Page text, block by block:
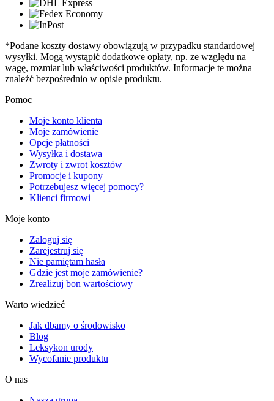
*Podane koszty dostawy obowiązują w przypadku standardowej
wysyłki. Mogą wystąpić dodatkowe opłaty, np. ze względu na
wagę, rozmiar lub właściwości produktów. Informacje te można
znaleźć bezpośrednio w opisie produktu.
Pomoc
Moje konto klienta
Moje zamówienie
Opcje płatności
Wysyłka i dostawa
Zwroty i zwrot kosztów
Promocje i kupony
Potrzebujesz więcej pomocy?
Klienci firmowi
Moje konto
Zaloguj się
Zarejestruj się
Nie pamiętam hasła
Gdzie jest moje zamówienie?
Zrealizuj bon wartościowy
Warto wiedzieć
Jak dbamy o środowisko
Blog
Leksykon urody
Wycofanie produktu
O nas